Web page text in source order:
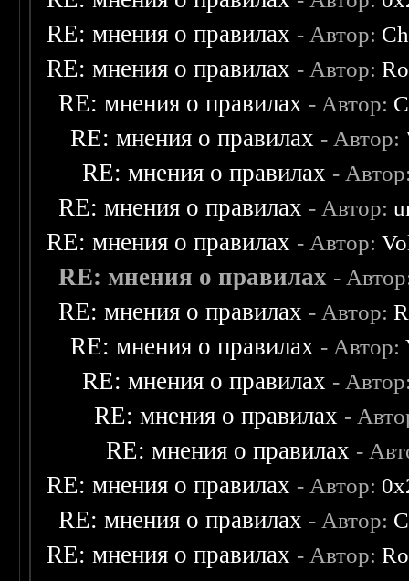
RE: мнения о правилах - Автор:
RE: мнения о правилах - Автор:
RE: мнения о правилах - Автор:
RE: мнения о правилах - Автор:
RE: мнения о правилах -
RE: мнения о правилах - Автор:
RE: мнения о правилах - Автор:
RE: мнения о правилах -
RE: мнения о правилах - Автор:
RE: мнения о правилах - Автор:
RE: мнения о правилах -
RE: мнения о правилах -
RE: мнения о правилах -
RE: мнения о правилах - Автор:
RE: мнения о правилах - Автор:
RE: мнения о правилах - Автор: